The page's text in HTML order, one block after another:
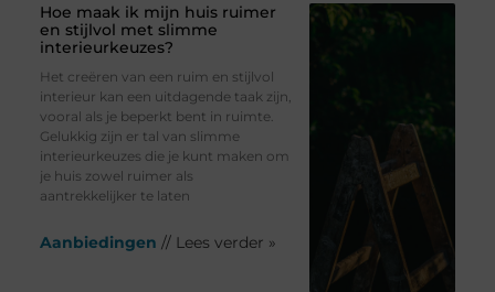
Hoe maak ik mijn huis ruimer
en stijlvol met slimme
interieurkeuzes?
Het creëren van een ruim en stijlvol
interieur kan een uitdagende taak zijn,
vooral als je beperkt bent in ruimte.
Gelukkig zijn er tal van slimme
interieurkeuzes die je kunt maken om
je huis zowel ruimer als
aantrekkelijker te laten
Aanbiedingen // Lees verder »